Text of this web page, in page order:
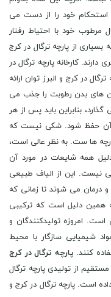
خود را از دست می
مرطوب خود با احتیاط رفتار
از پارچه ترگال در کرج
کارخانه پارچه ترگال در
در کرج و البرز توان ارائه
های بدن رطوبت را جذب می
بنابراین باید پس از هر
آن حفظ شود. شکی نیست که
ها ست. به نظر عالی است،
همه شایعات در مورد آن
نیست. این از الیاف طبیعی
درمان می شوند تا زمانی که
به همین دلیل است که ترکیبی
امروزه تولیدکنندگان و
شیمیایی سازگار با محیط
کنند. پارچه ترگال در کرج
از تولیدی پارچه ترگال
است. پارچه ترگال در کرج و